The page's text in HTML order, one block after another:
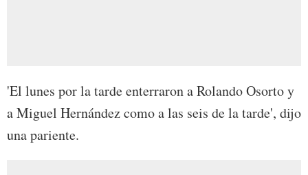
'El lunes por la tarde enterraron a Rolando Osorto y
a Miguel Hernández como a las seis de la tarde', dijo
una pariente.